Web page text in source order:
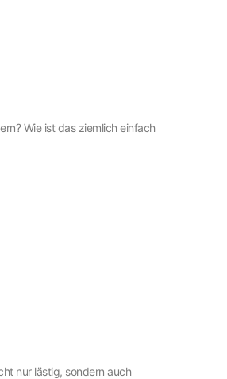
Wie ist das ziemlich einfach
nur lästig, sondern auch